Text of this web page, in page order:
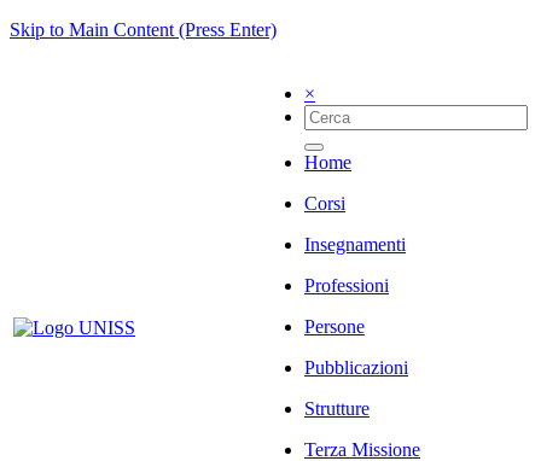
Skip to Main Content (Press Enter)
×
Home
Corsi
Insegnamenti
Professioni
Persone
Pubblicazioni
Strutture
Terza Missione